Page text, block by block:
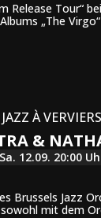
Tour“
„The
JAZZ À VERVIERS
&
Sa. 12.09. 20:00
Jazz
mit dem